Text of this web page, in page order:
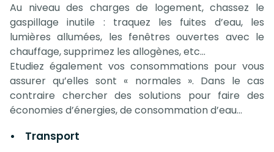
Au niveau des charges de logement, chassez le
gaspillage inutile : traquez les fuites d’eau, les
lumières allumées, les fenêtres ouvertes avec le
chauffage, supprimez les allogènes, etc…
Etudiez également vos consommations pour vous
assurer qu’elles sont « normales ». Dans le cas
contraire chercher des solutions pour faire des
économies d’énergies, de consommation d’eau…
• Transport